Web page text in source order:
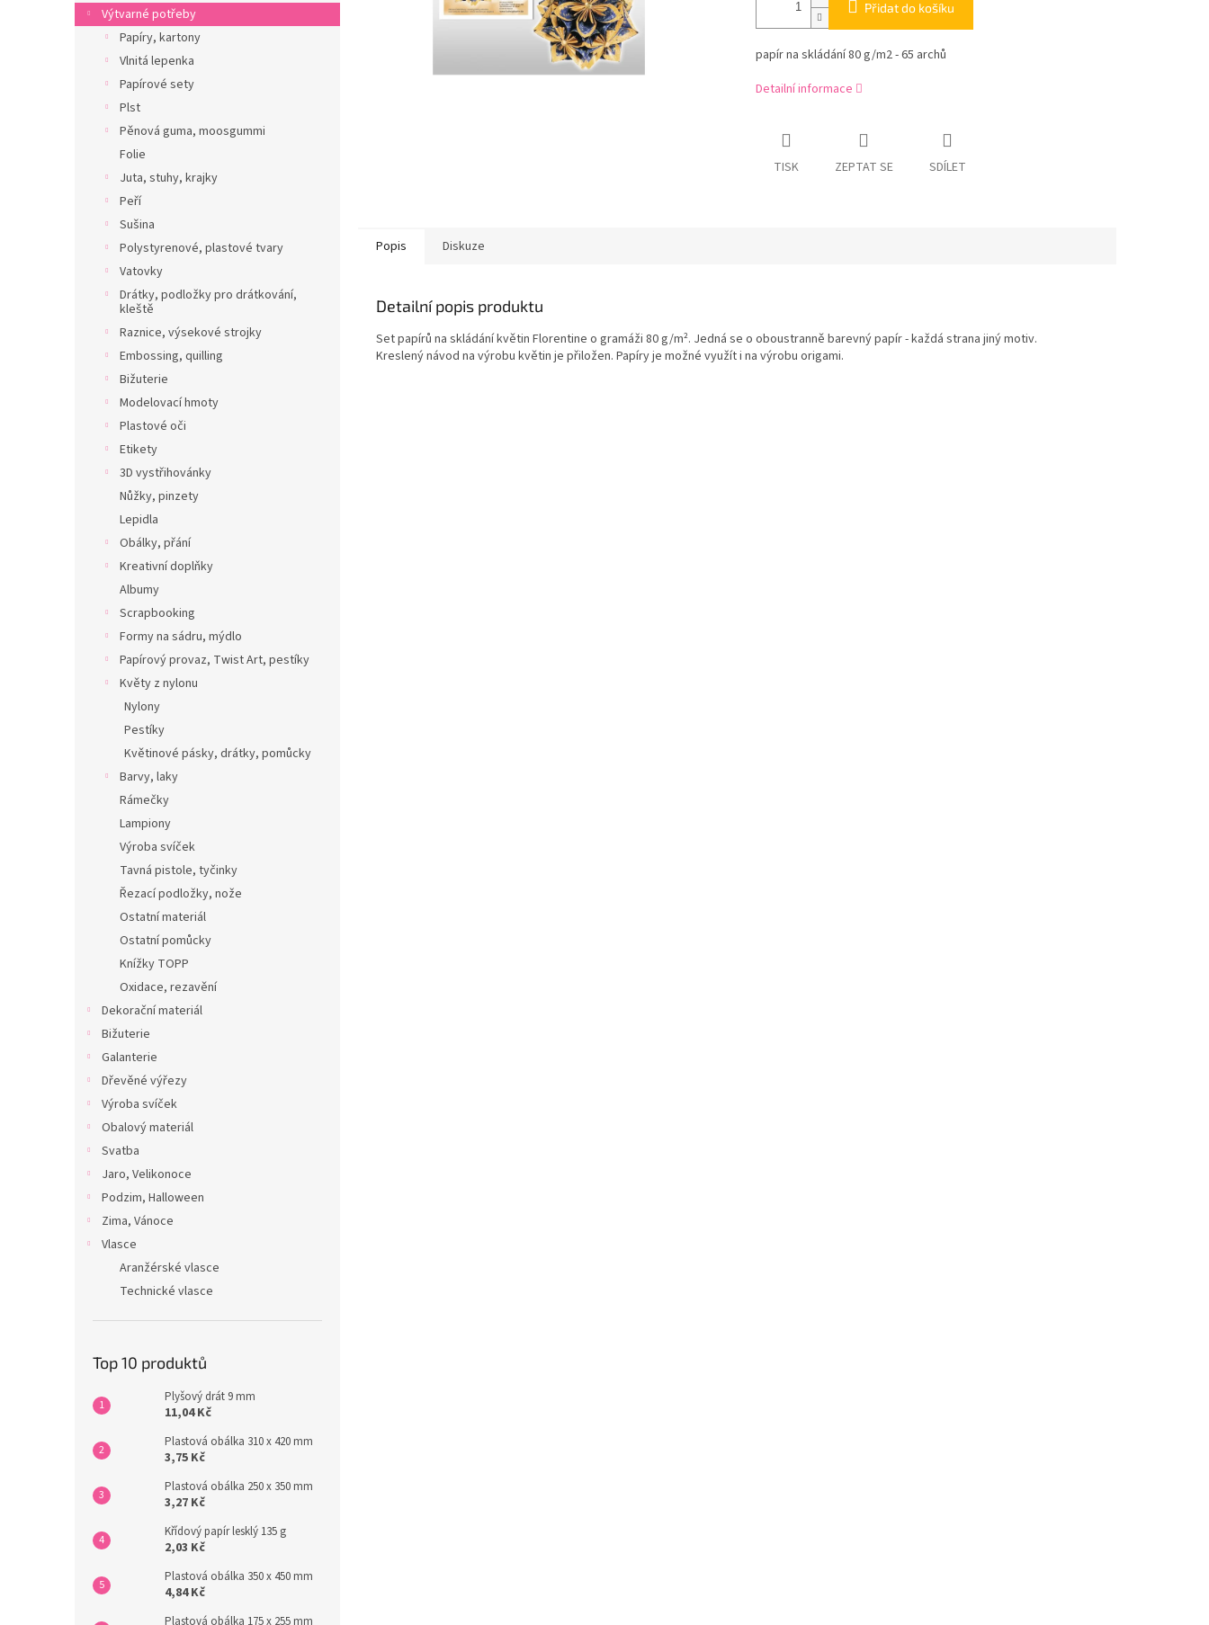
n
e
Výtvarné potřeby
Papíry, kartony
Vlnitá lepenka
Papírové sety
Plst
Pěnová guma, moosgummi
Folie
Juta, stuhy, krajky
Peří
Sušina
Polystyrenové, plastové tvary
Vatovky
Drátky, podložky pro drátkování,
kleště
Raznice, výsekové strojky
Embossing, quilling
Bižuterie
Modelovací hmoty
Plastové oči
Etikety
3D vystřihovánky
Nůžky, pinzety
Lepidla
Obálky, přání
Kreativní doplňky
Albumy
Scrapbooking
Formy na sádru, mýdlo
Papírový provaz, Twist Art, pestíky
Květy z nylonu
Nylony
Pestíky
Květinové pásky, drátky, pomůcky
Barvy, laky
Rámečky
Lampiony
Výroba svíček
Tavná pistole, tyčinky
Řezací podložky, nože
Ostatní materiál
Ostatní pomůcky
Knížky TOPP
Oxidace, rezavění
Dekorační materiál
Bižuterie
Galanterie
Dřevěné výřezy
Výroba svíček
Obalový materiál
Svatba
Jaro, Velikonoce
Podzim, Halloween
Zima, Vánoce
Vlasce
Aranžérské vlasce
Technické vlasce
Top 10 produktů
Plyšový drát 9 mm
11,04 Kč
Plastová obálka 310 x 420 mm
3,75 Kč
Plastová obálka 250 x 350 mm
3,27 Kč
Křídový papír lesklý 135 g
2,03 Kč
Plastová obálka 350 x 450 mm
4,84 Kč
Plastová obálka 175 x 255 mm
Přidat do košíku
papír na skládání 80 g/m2 - 65 archů
Detailní informace
TISK ZEPTAT SE SDÍLET
Popis Diskuze
Detailní popis produktu
Set papírů na skládání květin Florentine o gramáži 80 g/m². Jedná se o oboustranně barevný papír - každá strana jiný motiv.
Kreslený návod na výrobu květin je přiložen. Papíry je možné využít i na výrobu origami.